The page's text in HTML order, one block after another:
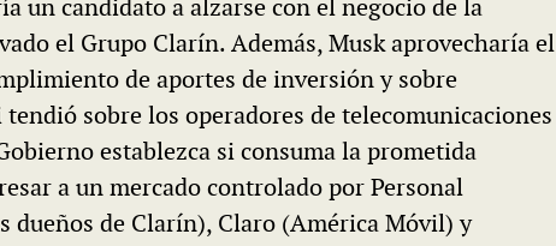
un candidato a alzarse con el negocio de la
el Grupo Clarín. Además, Musk aprovecharía el
de aportes de inversión y sobre
sobre los operadores de telecomunicaciones
establezca si consuma la prometida
a un mercado controlado por Personal
dueños de Clarín), Claro (América Móvil) y